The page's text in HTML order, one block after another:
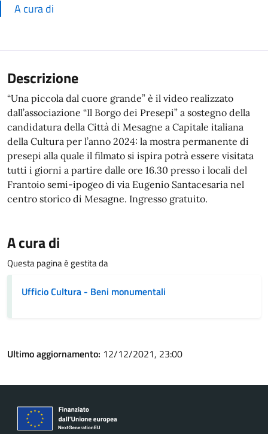
A cura di
Descrizione
“Una piccola dal cuore grande” è il video realizzato
dall’associazione “Il Borgo dei Presepi” a sostegno della
candidatura della Città di Mesagne a Capitale italiana
della Cultura per l’anno 2024: la mostra permanente di
presepi alla quale il filmato si ispira potrà essere visitata
tutti i giorni a partire dalle ore 16.30 presso i locali del
Frantoio semi-ipogeo di via Eugenio Santacesaria nel
centro storico di Mesagne. Ingresso gratuito.
A cura di
Questa pagina è gestita da
Ufficio Cultura - Beni monumentali
Ultimo aggiornamento: 12/12/2021, 23:00